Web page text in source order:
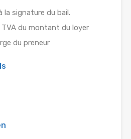
la signature du bail.
TVA du montant du loyer
du preneur